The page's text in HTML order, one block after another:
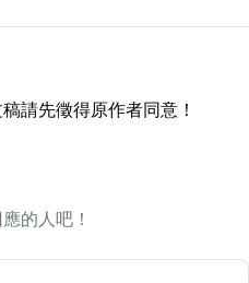
請先徵得原作者同意！
的人吧！